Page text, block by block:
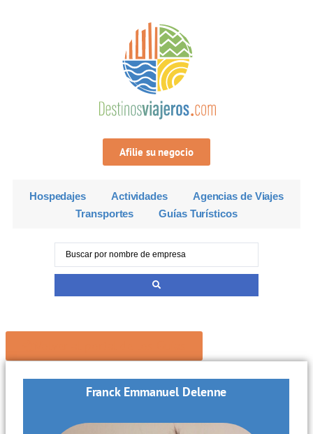
Afilie su negocio
Hospedajes Actividades
Agencias de Viajes
Transportes
Guías Turísticos
Franck Emmanuel Delenne